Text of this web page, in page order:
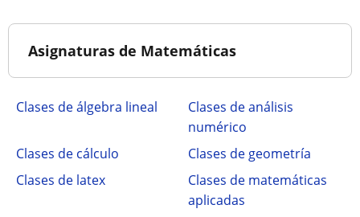
Asignaturas de Matemáticas
Clases de álgebra lineal
Clases de análisis
numérico
Clases de cálculo
Clases de geometría
Clases de latex
Clases de matemáticas
aplicadas